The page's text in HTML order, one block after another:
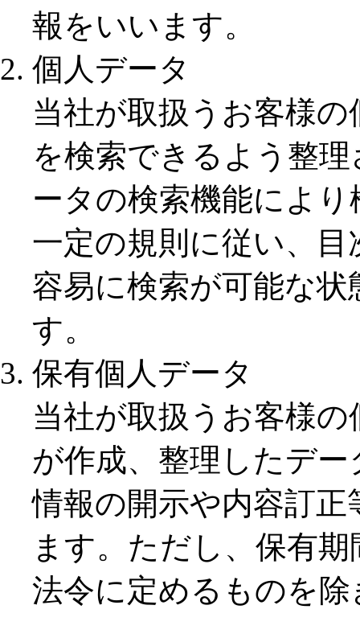
報をいいます。
個人データ
当社が取扱うお客様
を検索できるよう整
ータの検索機能によ
一定の規則に従い、
容易に検索が可能な
す。
保有個人データ
当社が取扱うお客様
が作成、整理したデ
情報の開示や内容訂
ます。ただし、保有
法令に定めるものを除